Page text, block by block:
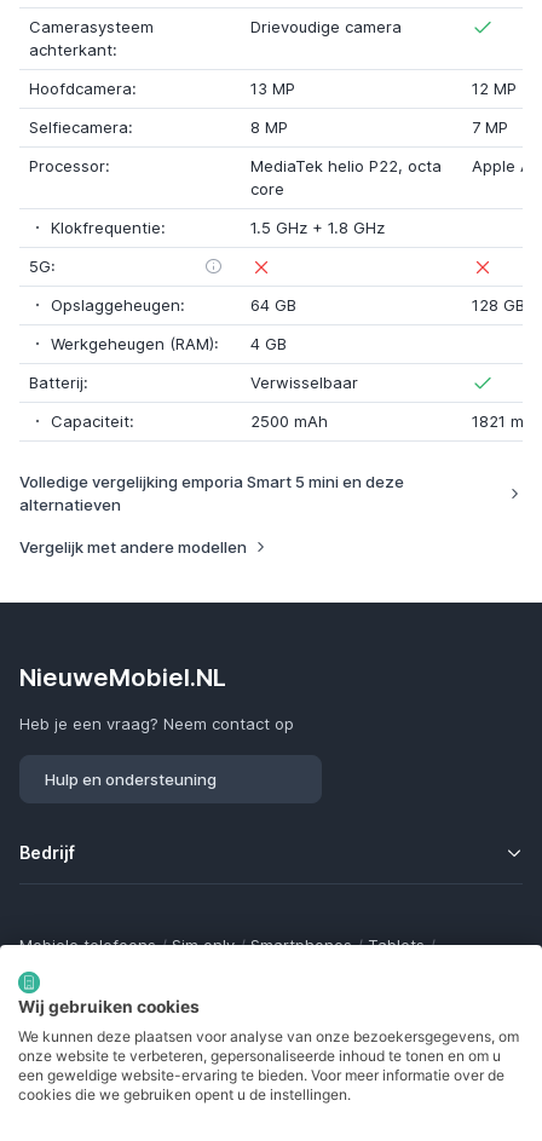
Camerasysteem
achterkant:
Drievoudige camera
Hoofdcamera: 13 MP
12 MP
Selfiecamera:
8 MP
7 MP
Processor:
MediaTek helio P22, octa
core
Apple
Klokfrequentie: 1.5 GHz + 1.8 GHz
5G:
Opslaggeheugen:
64 GB 128 GB
Werkgeheugen (RAM):
4 GB
Batterij:
Verwisselbaar
Capaciteit:
2500 mAh 1821
Volledige vergelijking emporia Smart 5 mini en deze
alternatieven
Vergelijk met andere modellen
NieuweMobiel.NL
Heb je een vraag? Neem contact op
Hulp en ondersteuning
Bedrijf
Mobiele telefoons / Sim only / Smartphones / Tablets /
Smartwatches
Bluetooth trackers / Opladers
Samsung Galaxy
Gamingtelefoons / Foldables / Robuuste telefoons /
Seniorentelefoons / Waterdichte telefoons / Refurbished
Wij gebruiken cookies
We kunnen deze plaatsen voor analyse van onze bezoekersgegevens, om
onze website te verbeteren, gepersonaliseerde inhoud te tonen en om u
een geweldige website-ervaring te bieden. Voor meer informatie over de
cookies die we gebruiken opent u de instellingen.